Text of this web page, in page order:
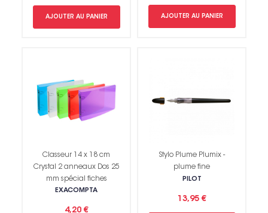
AJOUTER AU PANIER AJOUTER AU PANIER
Classeur 14 x 18 cm
Crystal 2 anneaux Dos 25
mm spécial fiches
EXACOMPTA
4,20 €
Stylo Plume Plumix -
plume fine
PILOT
13,95 €